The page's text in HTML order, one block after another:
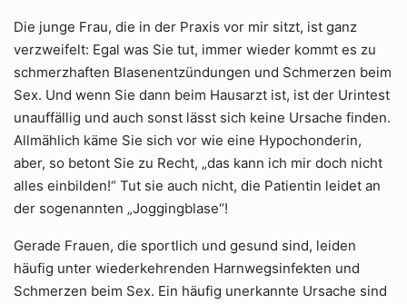
Die junge Frau, die in der Praxis vor mir sitzt, ist ganz
verzweifelt: Egal was Sie tut, immer wieder kommt es zu
schmerzhaften Blasenentzündungen und Schmerzen beim
Sex. Und wenn Sie dann beim Hausarzt ist, ist der Urintest
unauffällig und auch sonst lässt sich keine Ursache finden.
Allmählich käme Sie sich vor wie eine Hypochonderin,
aber, so betont Sie zu Recht, „das kann ich mir doch nicht
alles einbilden!“ Tut sie auch nicht, die Patientin leidet an
der sogenannten „Joggingblase“!
Gerade Frauen, die sportlich und gesund sind, leiden
häufig unter wiederkehrenden Harnwegsinfekten und
Schmerzen beim Sex. Ein häufig unerkannte Ursache sind